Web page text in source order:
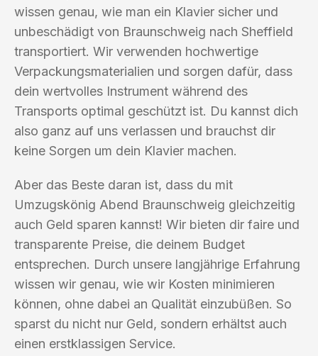
wissen genau, wie man ein Klavier sicher und
unbeschädigt von Braunschweig nach Sheffield
transportiert. Wir verwenden hochwertige
Verpackungsmaterialien und sorgen dafür, dass
dein wertvolles Instrument während des
Transports optimal geschützt ist. Du kannst dich
also ganz auf uns verlassen und brauchst dir
keine Sorgen um dein Klavier machen.
Aber das Beste daran ist, dass du mit
Umzugskönig Abend Braunschweig gleichzeitig
auch Geld sparen kannst! Wir bieten dir faire und
transparente Preise, die deinem Budget
entsprechen. Durch unsere langjährige Erfahrung
wissen wir genau, wie wir Kosten minimieren
können, ohne dabei an Qualität einzubüßen. So
sparst du nicht nur Geld, sondern erhältst auch
einen erstklassigen Service.